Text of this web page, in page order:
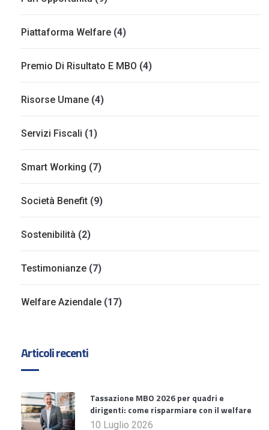
Piattaforma Welfare (4)
Premio Di Risultato E MBO (4)
Risorse Umane (4)
Servizi Fiscali (1)
Smart Working (7)
Società Benefit (9)
Sostenibilità (2)
Testimonianze (7)
Welfare Aziendale (17)
Articoli recenti
Tassazione MBO 2026 per quadri e
dirigenti: come risparmiare con il welfare
10 Luglio 2026